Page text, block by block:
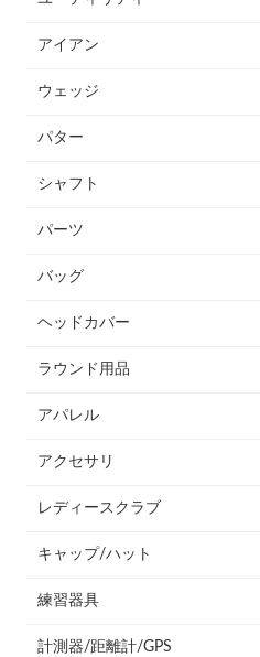
アイアン
ウェッジ
パター
シャフト
パーツ
バッグ
ヘッドカバー
ラウンド用品
アパレル
アクセサリ
レディースクラブ
キャップ/ハット
練習器具
計測器/距離計/GPS